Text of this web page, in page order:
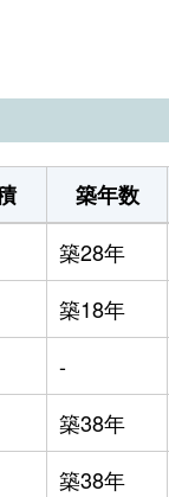
1万円
3万円
4,900円
4万円
1万円
7万円
築年数
築28年
築18年
-
築38年
築38年